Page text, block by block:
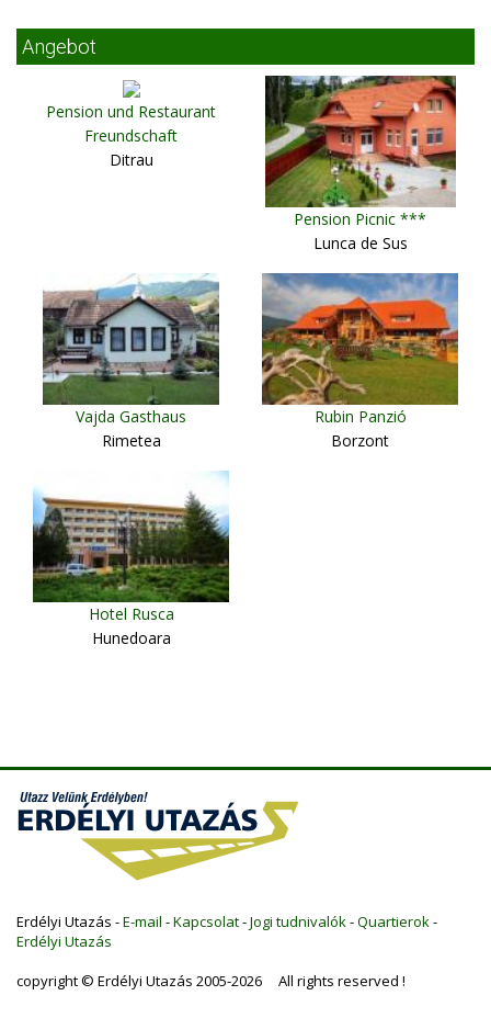
Angebot
Pension und Restaurant
Freundschaft
Ditrau
Pension Picnic ***
Lunca de Sus
Vajda Gasthaus
Rimetea
Rubin Panzió
Borzont
Hotel Rusca
Hunedoara
Erdélyi Utazás -E-mail -Kapcsolat-Jogi tudnivalók-Quartierok-
Erdélyi Utazás
copyright © Erdélyi Utazás 2005-2026 All rights reserved !